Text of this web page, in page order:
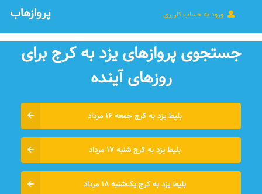
ورود به حساب کاربری پروازهاب
جستجوی پروازهای یزد به کرج برای
روزهای آينده
بلیط یزد به کرج جمعه ۱۶ مرداد
بلیط یزد به کرج شنبه ۱۷ مرداد
بلیط یزد به کرج یک‌شنبه ۱۸ مرداد